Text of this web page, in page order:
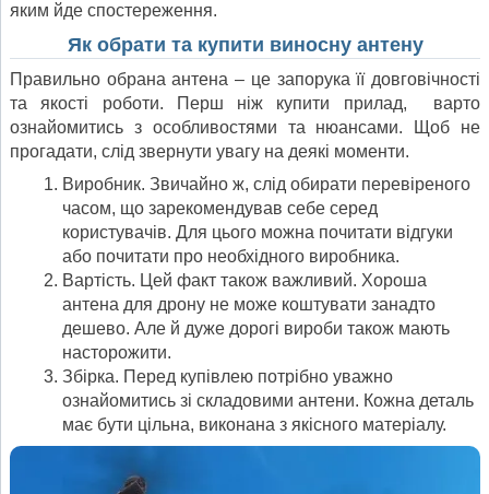
яким йде спостереження.
Як обрати та купити виносну антену
Правильно обрана антена – це запорука її довговічності
та якості роботи. Перш ніж купити прилад, варто
ознайомитись з особливостями та нюансами. Щоб не
прогадати, слід звернути увагу на деякі моменти.
Виробник. Звичайно ж, слід обирати перевіреного
часом, що зарекомендував себе серед
користувачів. Для цього можна почитати відгуки
або почитати про необхідного виробника.
Вартість. Цей факт також важливий. Хороша
антена для дрону не може коштувати занадто
дешево. Але й дуже дорогі вироби також мають
насторожити.
Збірка. Перед купівлею потрібно уважно
ознайомитись зі складовими антени. Кожна деталь
має бути цільна, виконана з якісного матеріалу.